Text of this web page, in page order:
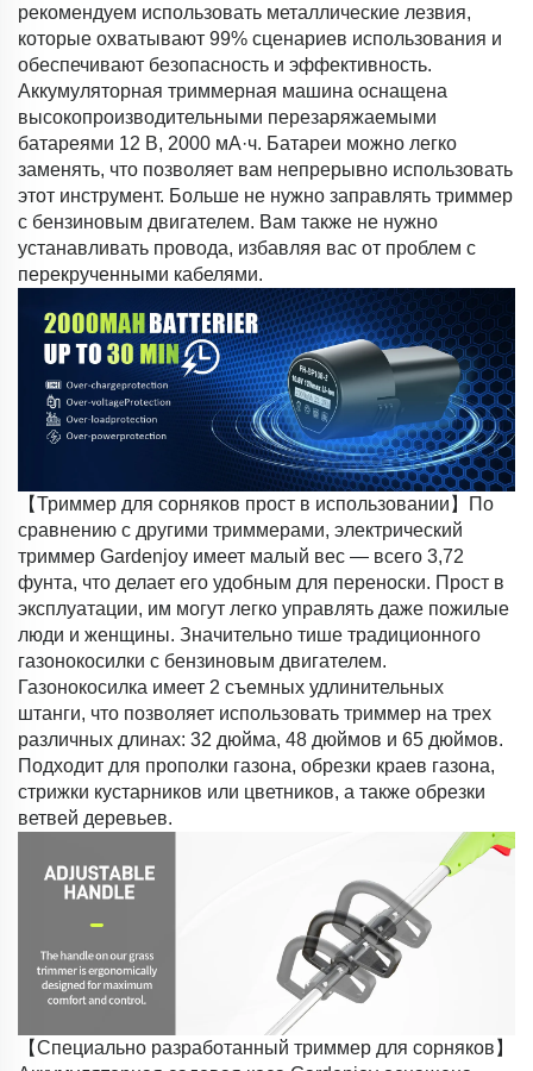
рекомендуем использовать металлические лезвия,
которые охватывают 99% сценариев использования и
обеспечивают безопасность и эффективность.
Аккумуляторная триммерная машина оснащена
высокопроизводительными перезаряжаемыми
батареями 12 В, 2000 мА·ч. Батареи можно легко
заменять, что позволяет вам непрерывно использовать
этот инструмент. Больше не нужно заправлять триммер
с бензиновым двигателем. Вам также не нужно
устанавливать провода, избавляя вас от проблем с
перекрученными кабелями.
【Триммер для сорняков прост в использовании】По
сравнению с другими триммерами, электрический
триммер Gardenjoy имеет малый вес — всего 3,72
фунта, что делает его удобным для переноски. Прост в
эксплуатации, им могут легко управлять даже пожилые
люди и женщины. Значительно тише традиционного
газонокосилки с бензиновым двигателем.
Газонокосилка имеет 2 съемных удлинительных
штанги, что позволяет использовать триммер на трех
различных длинах: 32 дюйма, 48 дюймов и 65 дюймов.
Подходит для прополки газона, обрезки краев газона,
стрижки кустарников или цветников, а также обрезки
ветвей деревьев.
【Специально разработанный триммер для сорняков】